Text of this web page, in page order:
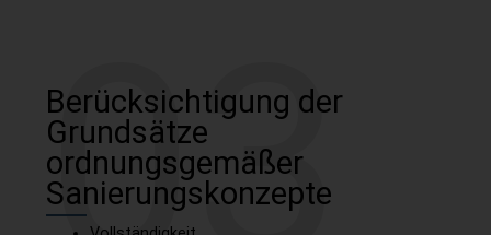
03
Berücksichtigung der
Grundsätze
ordnungsgemäßer
Sanierungskonzepte